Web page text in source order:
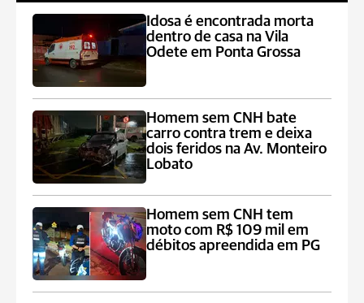
Idosa é encontrada morta
dentro de casa na Vila
Odete em Ponta Grossa
Homem sem CNH bate
carro contra trem e deixa
dois feridos na Av. Monteiro
Lobato
Homem sem CNH tem
moto com R$ 109 mil em
débitos apreendida em PG